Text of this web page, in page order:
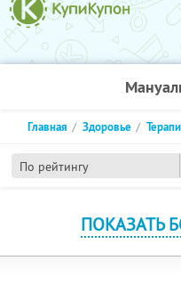
По рейтингу
Главная Здоровье
ПОКАЗАТЬ